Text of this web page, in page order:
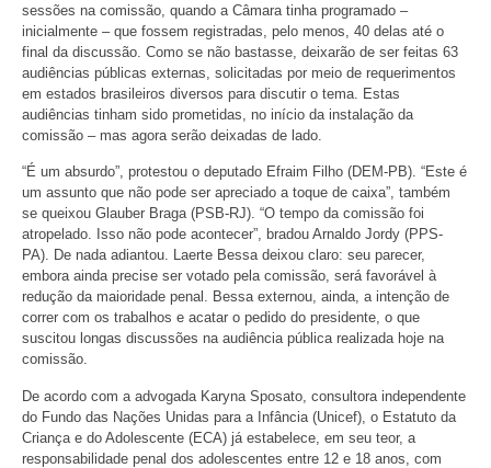
sessões na comissão, quando a Câmara tinha programado –
inicialmente – que fossem registradas, pelo menos, 40 delas até o
final da discussão. Como se não bastasse, deixarão de ser feitas 63
audiências públicas externas, solicitadas por meio de requerimentos
em estados brasileiros diversos para discutir o tema. Estas
audiências tinham sido prometidas, no início da instalação da
comissão – mas agora serão deixadas de lado.
“É um absurdo”, protestou o deputado Efraim Filho (DEM-PB). “Este é
um assunto que não pode ser apreciado a toque de caixa”, também
se queixou Glauber Braga (PSB-RJ). “O tempo da comissão foi
atropelado. Isso não pode acontecer”, bradou Arnaldo Jordy (PPS-
PA). De nada adiantou. Laerte Bessa deixou claro: seu parecer,
embora ainda precise ser votado pela comissão, será favorável à
redução da maioridade penal. Bessa externou, ainda, a intenção de
correr com os trabalhos e acatar o pedido do presidente, o que
suscitou longas discussões na audiência pública realizada hoje na
comissão.
De acordo com a advogada Karyna Sposato, consultora independente
do Fundo das Nações Unidas para a Infância (Unicef), o Estatuto da
Criança e do Adolescente (ECA) já estabelece, em seu teor, a
responsabilidade penal dos adolescentes entre 12 e 18 anos, com